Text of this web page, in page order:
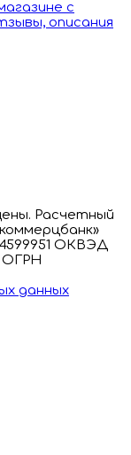
Расчетный
ОКВЭД
ОГРН
данных